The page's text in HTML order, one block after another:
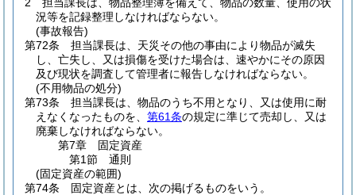
況等を記録整理しなければならない。
(事故報告)
第72条
担当課長は、天災その他の事由により物品が滅失
し、亡失し、又は損傷を受けた場合は、速やかにその原因
及び現状を調査して管理者に報告しなければならない。
(不用物品の処分)
第73条
担当課長は、物品のうち不用となり、又は使用に耐
えなくなったものを、 第61条の規定に準じて売却し、又は
廃棄しなければならない。
第7章
固定資産
第1節
通則
(固定資産の範囲)
第74条
固定資産とは、次の掲げるものをいう。